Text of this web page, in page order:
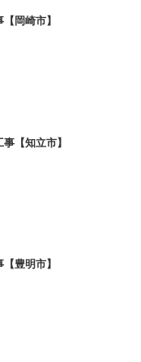
岡崎市】
【知立市】
豊明市】